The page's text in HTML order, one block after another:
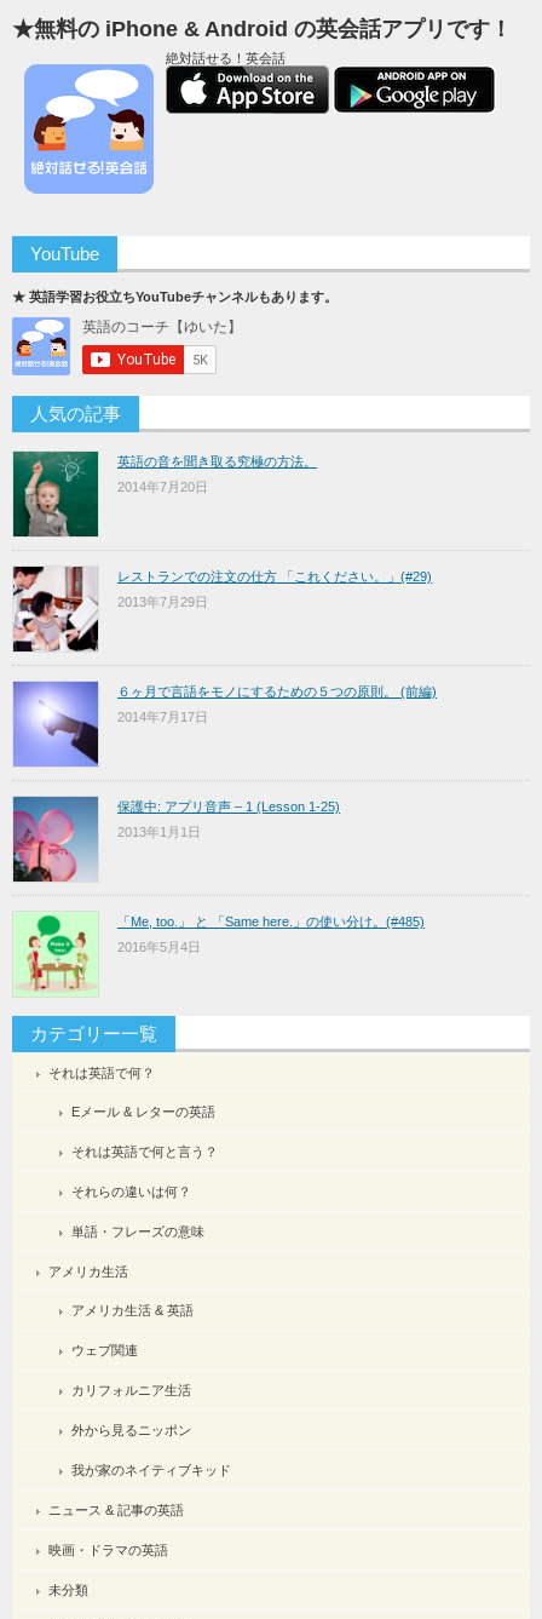
★無料の iPhone & Android の英会話アプリです！
絶対話せる！英会話
YouTube
★ 英語学習お役立ちYouTubeチャンネルもあります。
人気の記事
英語の音を聞き取る究極の方法。
2014年7月20日
レストランでの注文の仕方 「これください。」(#29)
2013年7月29日
６ヶ月で言語をモノにするための５つの原則。 (前編)
2014年7月17日
保護中: アプリ音声 – 1 (Lesson 1-25)
2013年1月1日
「Me, too.」 と 「Same here.」の使い分け。(#485)
2016年5月4日
カテゴリー一覧
それは英語で何？
Eメール & レターの英語
それは英語で何と言う？
それらの違いは何？
単語・フレーズの意味
アメリカ生活
アメリカ生活 & 英語
ウェブ関連
カリフォルニア生活
外から見るニッポン
我が家のネイティブキッド
ニュース & 記事の英語
映画・ドラマの英語
未分類